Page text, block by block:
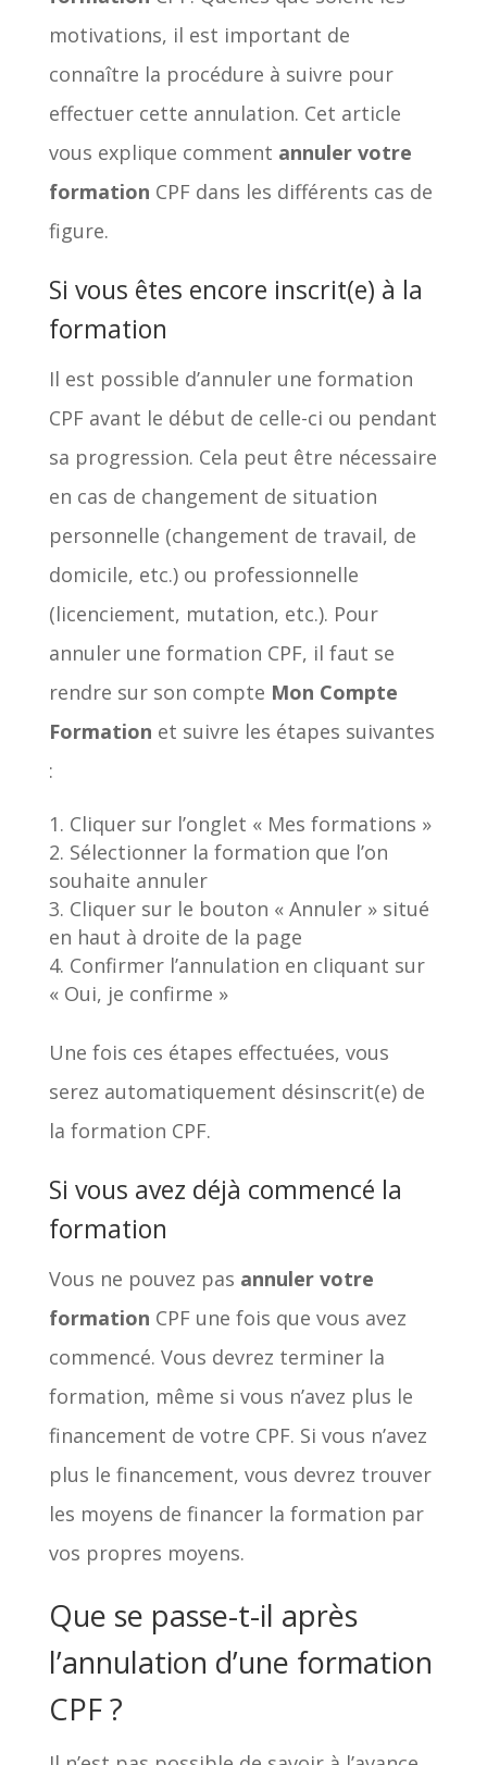
motivations, il est important de
connaître la procédure à suivre pour
effectuer cette annulation. Cet article
vous explique comment annuler votre
formation CPF dans les différents cas de
figure.
Si vous êtes encore inscrit(e) à la
formation
Il est possible d’annuler une formation
CPF avant le début de celle-ci ou pendant
sa progression. Cela peut être nécessaire
en cas de changement de situation
personnelle (changement de travail, de
domicile, etc.) ou professionnelle
(licenciement, mutation, etc.). Pour
annuler une formation CPF, il faut se
rendre sur son compte Mon Compte
Formation et suivre les étapes suivantes
:
Cliquer sur l’onglet « Mes formations »
Sélectionner la formation que l’on
souhaite annuler
Cliquer sur le bouton « Annuler » situé
en haut à droite de la page
Confirmer l’annulation en cliquant sur
« Oui, je confirme »
Une fois ces étapes effectuées, vous
serez automatiquement désinscrit(e) de
la formation CPF.
Si vous avez déjà commencé la
formation
Vous ne pouvez pas annuler votre
formation CPF une fois que vous avez
commencé. Vous devrez terminer la
formation, même si vous n’avez plus le
financement de votre CPF. Si vous n’avez
plus le financement, vous devrez trouver
les moyens de financer la formation par
vos propres moyens.
Que se passe-t-il après
l’annulation d’une formation
CPF ?